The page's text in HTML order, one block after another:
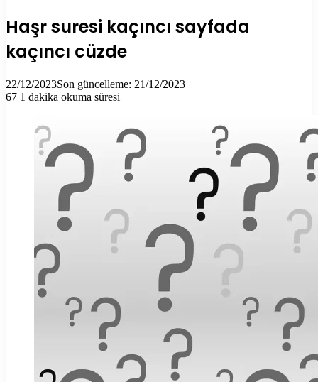
Haşr suresi kaçıncı sayfada
kaçıncı cüzde
22/12/2023Son güncelleme: 21/12/2023
67 1 dakika okuma süresi